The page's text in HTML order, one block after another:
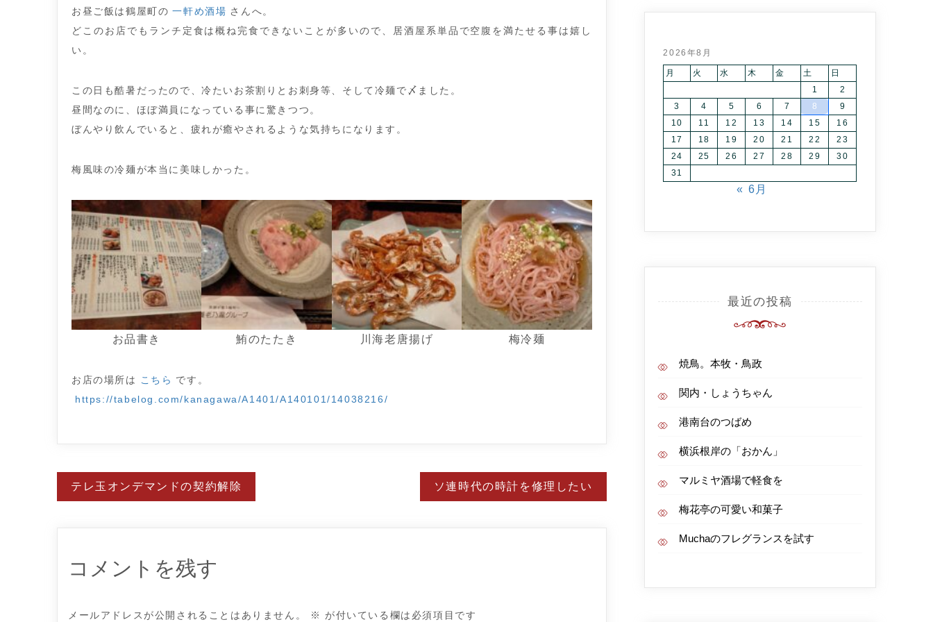
お昼ご飯は鶴屋町の 一軒め酒場 さんへ。
どこのお店でもランチ定食は概ね完食できないことが多いので、居酒屋系単品で空腹を満たせる事は嬉し
い。
この日も酷暑だったので、冷たいお茶割りとお刺身等、そして冷麺で〆ました。
昼間なのに、ほぼ満員になっている事に驚きつつ。
ぼんやり飲んでいると、疲れが癒やされるような気持ちになります。
梅風味の冷麺が本当に美味しかった。
お品書き 鮪のたたき 川海老唐揚げ 梅冷麺
お店の場所は こちら です。
https://tabelog.com/kanagawa/A1401/A140101/14038216/
投
稿
ョ
ン
テレ玉オンデマンドの契約解除 ソ連時代の時計を修理したい
コメントを残す
メールアドレスが公開されることはありません。 ※ が付いている欄は必須項目です
2026年8月
月 火 水 木 金 土
日
1
2
3
4 5 6 7 8
9
10
11 12 13 14 15
16
17
18 19 20 21 22
23
24
25 26 27 28 29
30
31
« 6月
最近の投稿
焼鳥。本牧・鳥政
関内・しょうちゃん
港南台のつばめ
横浜根岸の「おかん」
マルミヤ酒場で軽食を
梅花亭の可愛い和菓子
Muchaのフレグランスを試す